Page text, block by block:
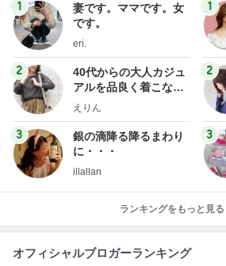
1
妻です。ママです。女
です。
eri.
2
40代からの大人カジュ
アルを品良く着こなす
ファッションブログ
えりん
3
銀の滴降る降るまわり
に・・・
illallan
1
2
3
ランキングをもっと見る
オフィシャルブロガーランキング